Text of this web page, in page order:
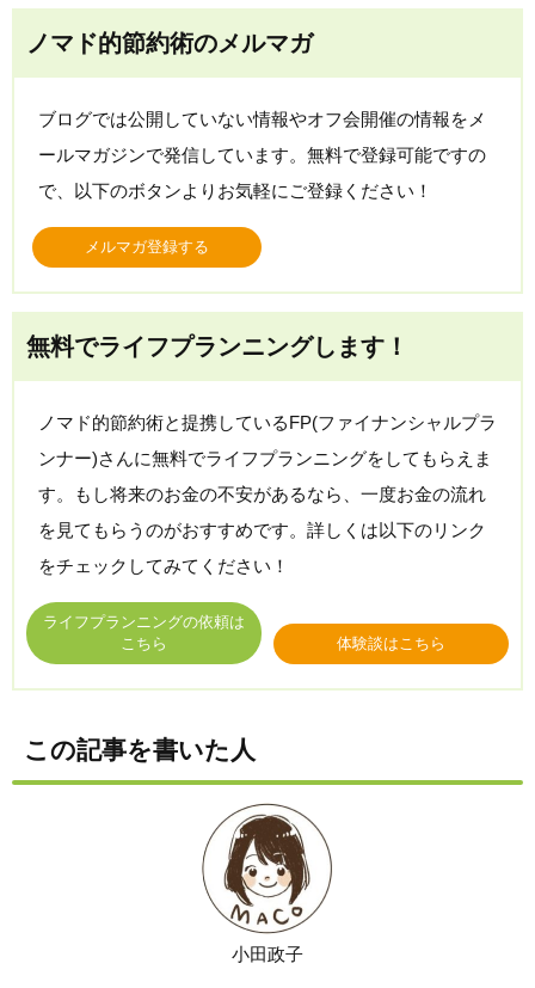
ノマド的節約術のメルマガ
ブログでは公開していない情報やオフ会開催の情報をメ
ールマガジンで発信しています。無料で登録可能ですの
で、以下のボタンよりお気軽にご登録ください！
メルマガ登録する
無料でライフプランニングします！
ノマド的節約術と提携しているFP(ファイナンシャルプラ
ンナー)さんに無料でライフプランニングをしてもらえま
す。もし将来のお金の不安があるなら、一度お金の流れ
を見てもらうのがおすすめです。詳しくは以下のリンク
をチェックしてみてください！
ライフプランニングの依頼は
こちら
体験談はこちら
この記事を書いた人
小田政子